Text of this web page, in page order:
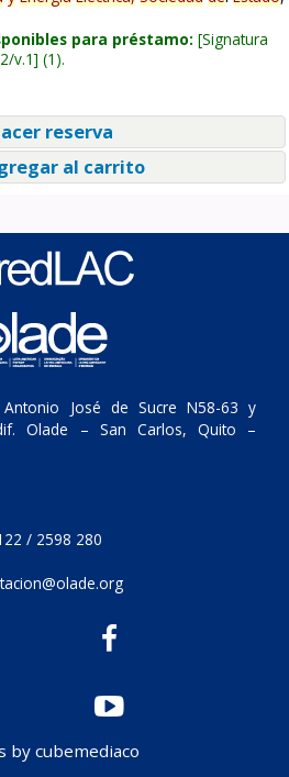
para préstamo: Signatura
v.1 (1).
reserva
al carrito
Antonio José de Sucre N58-63 y
Olade – San Carlos, Quito –
/ 2598 280
by cubemediaco